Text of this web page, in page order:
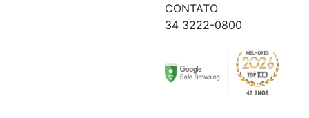
CONTATO
34 3222-0800